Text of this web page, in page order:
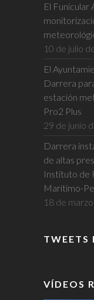
El
10 de julio
El
Darrera
estación
Pro2 Plus
29 de junio
Darrera
de altas
Instituto de
Marítimo-
18 de
TWEETS
VÍDEOS